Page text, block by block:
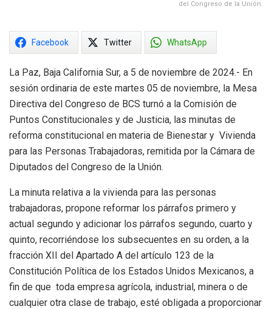
del Congreso de la Unión.
Facebook Twitter WhatsApp
La Paz, Baja California Sur, a 5 de noviembre de 2024.- En
sesión ordinaria de este martes 05 de noviembre, la Mesa
Directiva del Congreso de BCS turnó a la Comisión de
Puntos Constitucionales y de Justicia, las minutas de
reforma constitucional en materia de Bienestar y Vivienda
para las Personas Trabajadoras, remitida por la Cámara de
Diputados del Congreso de la Unión.
La minuta relativa a la vivienda para las personas
trabajadoras, propone reformar los párrafos primero y
actual segundo y adicionar los párrafos segundo, cuarto y
quinto, recorriéndose los subsecuentes en su orden, a la
fracción XII del Apartado A del artículo 123 de la
Constitución Política de los Estados Unidos Mexicanos, a
fin de que toda empresa agrícola, industrial, minera o de
cualquier otra clase de trabajo, esté obligada a proporcionar